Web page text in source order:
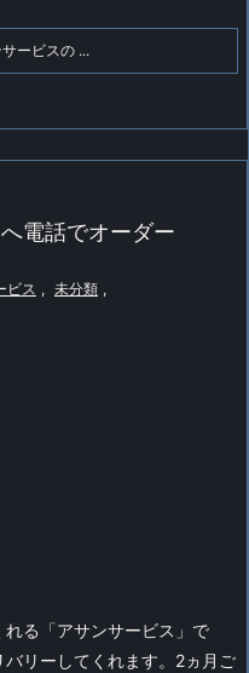
ービスの ...
電話でオーダー
ビス , 未分類 ,
る「アサンサービス」で
リーしてくれます。 2ヵ月ご